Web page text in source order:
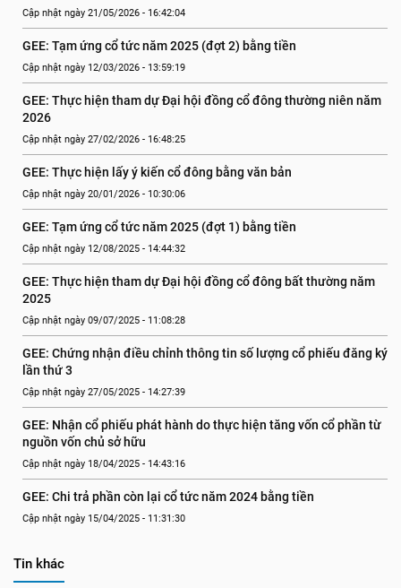
Cập nhật ngày 21/05/2026 - 16:42:04
GEE: Tạm ứng cổ tức năm 2025 (đợt 2) bằng tiền
Cập nhật ngày 12/03/2026 - 13:59:19
GEE: Thực hiện tham dự Đại hội đồng cổ đông thường niên năm
2026
Cập nhật ngày 27/02/2026 - 16:48:25
GEE: Thực hiện lấy ý kiến cổ đông bằng văn bản
Cập nhật ngày 20/01/2026 - 10:30:06
GEE: Tạm ứng cổ tức năm 2025 (đợt 1) bằng tiền
Cập nhật ngày 12/08/2025 - 14:44:32
GEE: Thực hiện tham dự Đại hội đồng cổ đông bất thường năm
2025
Cập nhật ngày 09/07/2025 - 11:08:28
GEE: Chứng nhận điều chỉnh thông tin số lượng cổ phiếu đăng ký
lần thứ 3
Cập nhật ngày 27/05/2025 - 14:27:39
GEE: Nhận cổ phiếu phát hành do thực hiện tăng vốn cổ phần từ
nguồn vốn chủ sở hữu
Cập nhật ngày 18/04/2025 - 14:43:16
GEE: Chi trả phần còn lại cổ tức năm 2024 bằng tiền
Cập nhật ngày 15/04/2025 - 11:31:30
Tin khác